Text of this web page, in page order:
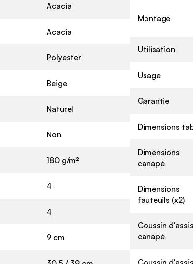
Acacia
Acacia
Polyester
Beige
Naturel
Non
180 g/m²
4
4
9 cm
Montage
Utilisation
Usage
Garantie
Dimensions
Dimensions
canapé
Dimensions
fauteuils (x2)
Coussin
canapé
Coussin